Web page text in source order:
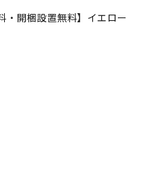
開梱設置無料】イエロー